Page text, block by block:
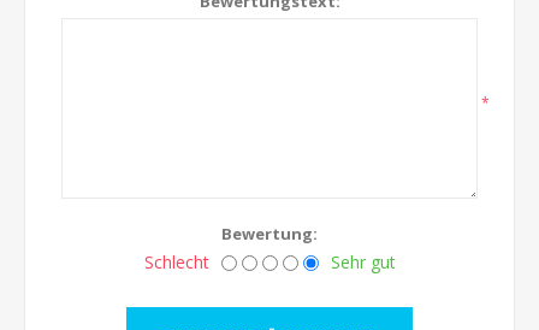
*
Bewertung:
Schlecht Sehr gut